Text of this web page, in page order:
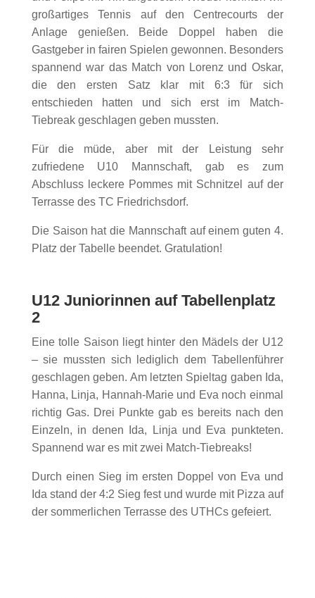
großartiges Tennis auf den Centrecourts der
Anlage genießen. Beide Doppel haben die
Gastgeber in fairen Spielen gewonnen. Besonders
spannend war das Match von Lorenz und Oskar,
die den ersten Satz klar mit 6:3 für sich
entschieden hatten und sich erst im Match-
Tiebreak geschlagen geben mussten.
Für die müde, aber mit der Leistung sehr
zufriedene U10 Mannschaft, gab es zum
Abschluss leckere Pommes mit Schnitzel auf der
Terrasse des TC Friedrichsdorf.
Die Saison hat die Mannschaft auf einem guten 4.
Platz der Tabelle beendet. Gratulation!
U12 Juniorinnen auf Tabellenplatz
2
Eine tolle Saison liegt hinter den Mädels der U12
– sie mussten sich lediglich dem Tabellenführer
geschlagen geben. Am letzten Spieltag gaben Ida,
Hanna, Linja, Hannah-Marie und Eva noch einmal
richtig Gas. Drei Punkte gab es bereits nach den
Einzeln, in denen Ida, Linja und Eva punkteten.
Spannend war es mit zwei Match-Tiebreaks!
Durch einen Sieg im ersten Doppel von Eva und
Ida stand der 4:2 Sieg fest und wurde mit Pizza auf
der sommerlichen Terrasse des UTHCs gefeiert.